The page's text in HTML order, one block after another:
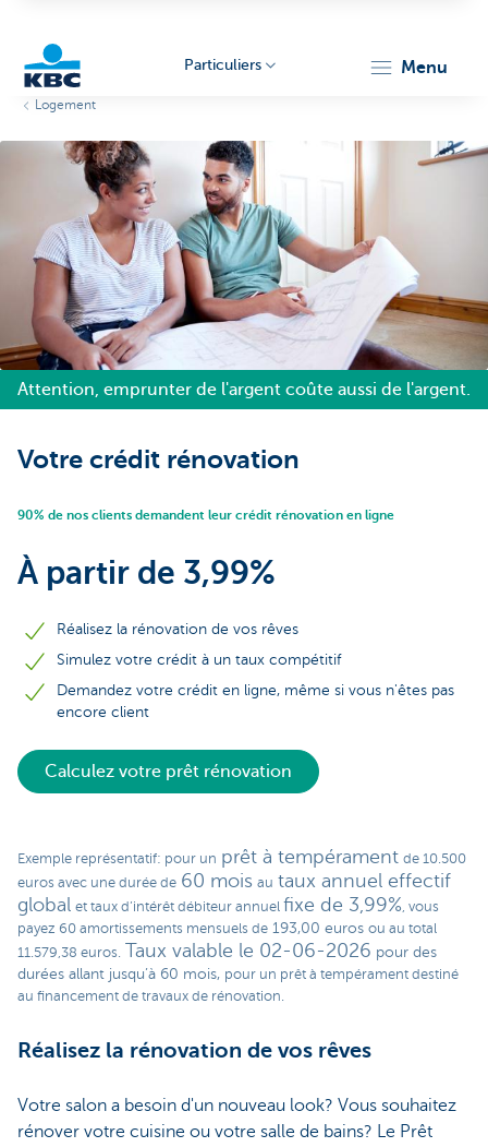
Particuliers menu
Logement
Attention, emprunter de l'argent coûte aussi de l'argent.
Votre crédit rénovation
90% de nos clients demandent leur crédit rénovation en ligne
À partir de 3,99%
Réalisez la rénovation de vos rêves
Simulez votre crédit à un taux compétitif
Demandez votre crédit en ligne, même si vous n'êtes pas
encore client
Calculez votre prêt rénovation
Exemple représentatif: pour un prêt à tempérament de 10.500
euros avec une durée de 60 mois au taux annuel effectif
global et taux d’intérêt débiteur annuel fixe de 3,99%, vous
payez 60 amortissements mensuels de 193,00 euros ou au total
11.579,38 euros. Taux valable le 02-06-2026 pour des
durées allant jusqu’à 60 mois, pour un prêt à tempérament destiné
au financement de travaux de rénovation.
Réalisez la rénovation de vos rêves
Votre salon a besoin d'un nouveau look? Vous souhaitez
rénover votre cuisine ou votre salle de bains? Le Prêt